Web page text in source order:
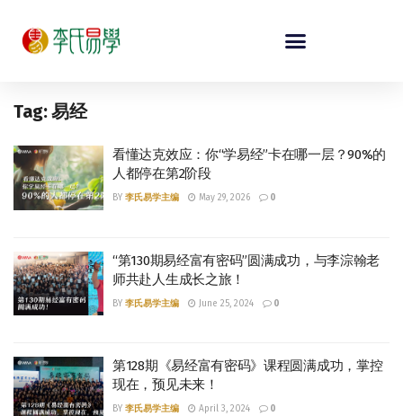
Tag:易经
看懂达克效应：你“学易经”卡在哪一层？90%的
人都停在第2阶段
BY 李氏易学主编 May 29, 2026 0
“第130期易经富有密码”圆满成功，与李淙翰老
师共赴人生成长之旅！
BY 李氏易学主编 June 25, 2024 0
第128期《易经富有密码》课程圆满成功，掌控
现在，预见未来！
BY 李氏易学主编 April 3, 2024 0